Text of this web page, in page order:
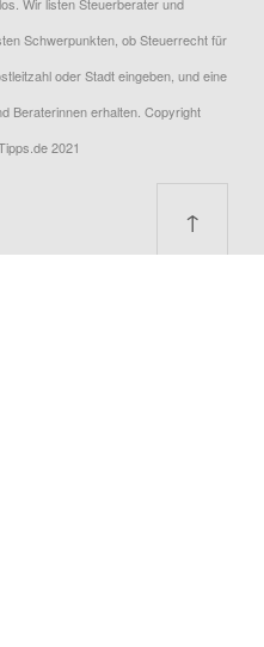
Schwerpunkten, ob Steuerrecht für
oder Stadt eingeben, und eine
Beraterinnen erhalten. Copyright
2021
↑